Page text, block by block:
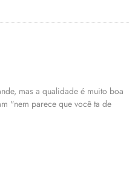
mas a qualidade é muito boa
"nem parece que você ta de